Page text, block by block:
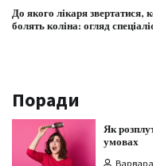
До якого лікаря звертатися,
болять коліна: огляд
Поради
Як
умовах